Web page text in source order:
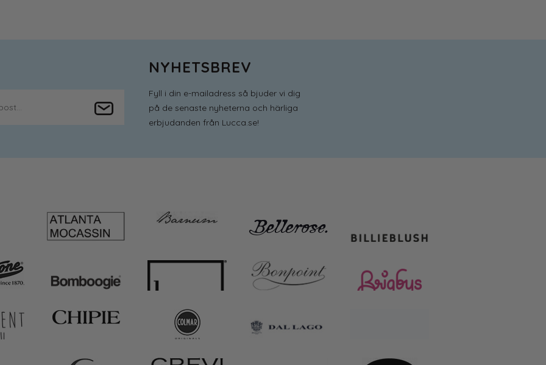
NYHETSBREV
Fyll i din e-mailadress så bjuder vi dig
på de senaste nyheterna och härliga
erbjudanden från Lucca.se!